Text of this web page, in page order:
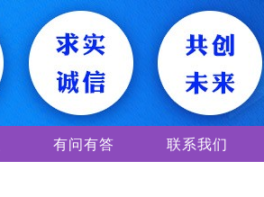
有问有答 联系我们